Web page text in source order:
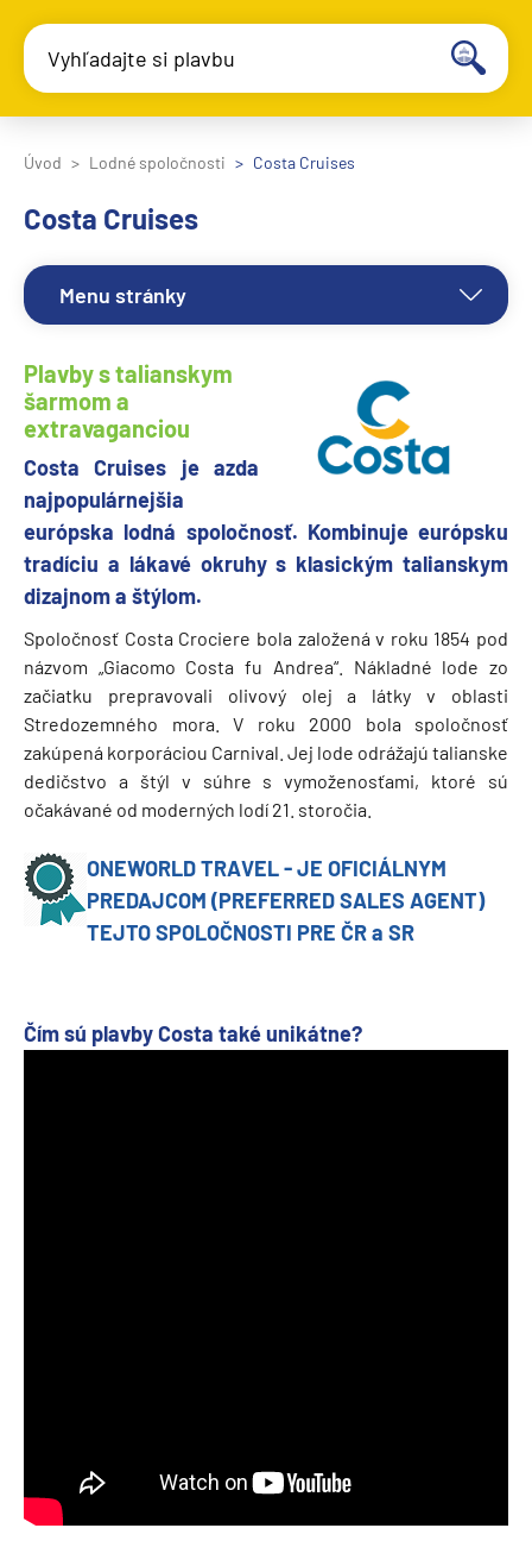
Vyhľadajte si plavbu
Úvod Lodné spoločnosti Costa Cruises
Costa Cruises
Menu stránky
Plavby s talianskym
šarmom a
extravaganciou
Costa Cruises je azda
najpopulárnejšia
európska lodná spoločnosť. Kombinuje európsku
tradíciu a lákavé okruhy s klasickým talianskym
dizajnom a štýlom.
Spoločnosť Costa Crociere bola založená v roku 1854 pod
názvom „Giacomo Costa fu Andrea“. Nákladné lode zo
začiatku prepravovali olivový olej a látky v oblasti
Stredozemného mora. V roku 2000 bola spoločnosť
zakúpená korporáciou Carnival. Jej lode odrážajú talianske
dedičstvo a štýl v súhre s vymoženosťami, ktoré sú
očakávané od moderných lodí 21. storočia.
ONEWORLD TRAVEL - JE OFICIÁLNYM
PREDAJCOM (PREFERRED SALES AGENT)
TEJTO SPOLOČNOSTI PRE ČR a SR
Čím sú plavby Costa také unikátne?